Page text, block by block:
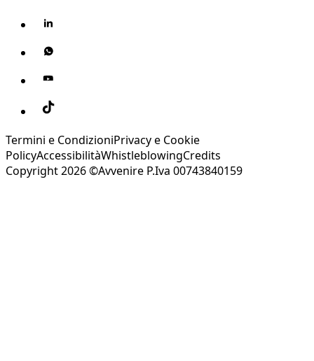
Termini e CondizioniPrivacy e Cookie
PolicyAccessibilitàWhistleblowingCredits
Copyright 2026 ©Avvenire P.Iva 00743840159